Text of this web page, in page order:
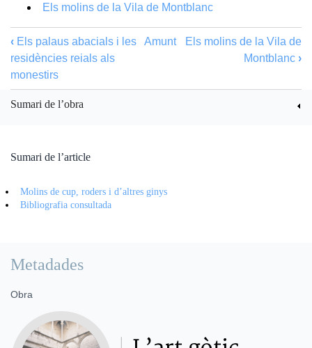
Els molins de la Vila de Montblanc
‹ Els palaus abacials i les
residències reials als
monestirs
Amunt
Els molins de la Vila de
Montblanc ›
Sumari de l’obra
Sumari de l’article
Molins de cup, roders i d’altres ginys
Bibliografia consultada
Metadades
Obra